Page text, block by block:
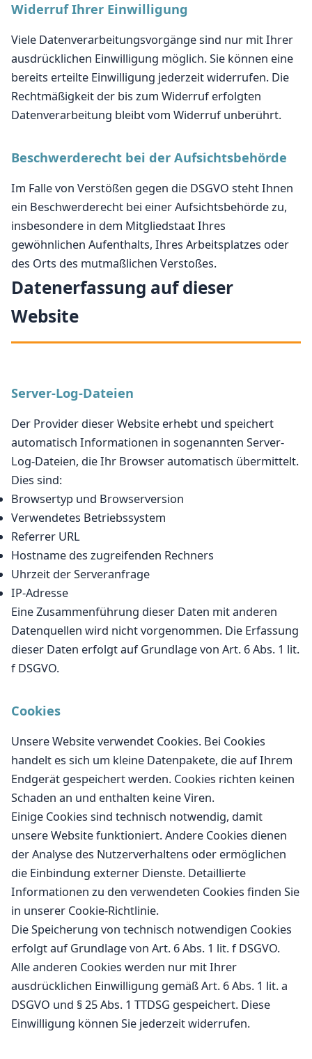
Widerruf Ihrer Einwilligung
Viele Datenverarbeitungsvorgänge sind nur mit Ihrer
ausdrücklichen Einwilligung möglich. Sie können eine
bereits erteilte Einwilligung jederzeit widerrufen. Die
Rechtmäßigkeit der bis zum Widerruf erfolgten
Datenverarbeitung bleibt vom Widerruf unberührt.
Beschwerderecht bei der Aufsichtsbehörde
Im Falle von Verstößen gegen die DSGVO steht Ihnen
ein Beschwerderecht bei einer Aufsichtsbehörde zu,
insbesondere in dem Mitgliedstaat Ihres
gewöhnlichen Aufenthalts, Ihres Arbeitsplatzes oder
des Orts des mutmaßlichen Verstoßes.
Datenerfassung auf dieser
Website
Server-Log-Dateien
Der Provider dieser Website erhebt und speichert
automatisch Informationen in sogenannten Server-
Log-Dateien, die Ihr Browser automatisch übermittelt.
Dies sind:
Browsertyp und Browserversion
Verwendetes Betriebssystem
Referrer URL
Hostname des zugreifenden Rechners
Uhrzeit der Serveranfrage
IP-Adresse
Eine Zusammenführung dieser Daten mit anderen
Datenquellen wird nicht vorgenommen. Die Erfassung
dieser Daten erfolgt auf Grundlage von Art. 6 Abs. 1 lit.
f DSGVO.
Cookies
Unsere Website verwendet Cookies. Bei Cookies
handelt es sich um kleine Datenpakete, die auf Ihrem
Endgerät gespeichert werden. Cookies richten keinen
Schaden an und enthalten keine Viren.
Einige Cookies sind technisch notwendig, damit
unsere Website funktioniert. Andere Cookies dienen
der Analyse des Nutzerverhaltens oder ermöglichen
die Einbindung externer Dienste. Detaillierte
Informationen zu den verwendeten Cookies finden Sie
in unserer Cookie-Richtlinie.
Die Speicherung von technisch notwendigen Cookies
erfolgt auf Grundlage von Art. 6 Abs. 1 lit. f DSGVO.
Alle anderen Cookies werden nur mit Ihrer
ausdrücklichen Einwilligung gemäß Art. 6 Abs. 1 lit. a
DSGVO und § 25 Abs. 1 TTDSG gespeichert. Diese
Einwilligung können Sie jederzeit widerrufen.